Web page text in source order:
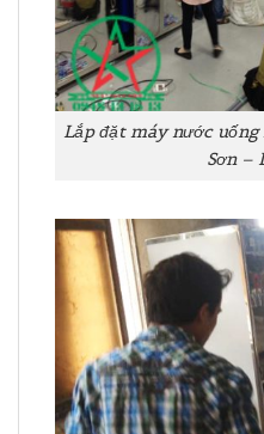
Lắp đặt máy nước
Sơn –